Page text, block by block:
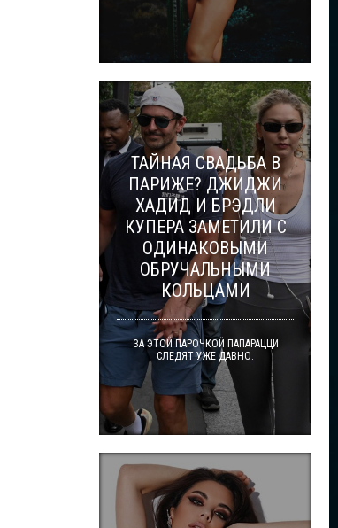
ТАЙНАЯ СВАДЬБА В
ПАРИЖЕ? ДЖИДЖИ
ХАДИД И БРЭДЛИ
КУПЕРА ЗАМЕТИЛИ С
ОДИНАКОВЫМИ
ОБРУЧАЛЬНЫМИ
КОЛЬЦАМИ
ЗА ЭТОЙ ПАРОЧКОЙ ПАПАРАЦЦИ
СЛЕДЯТ УЖЕ ДАВНО.